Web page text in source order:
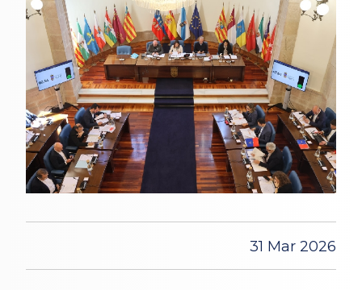
31 Mar 2026